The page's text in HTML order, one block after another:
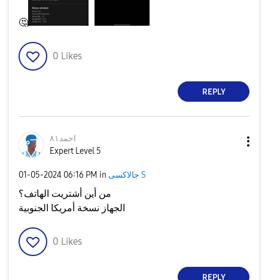
🤔
0 Likes
REPLY
احمد٨١
Expert Level 5
‎01-05-2024 06:16 PM in جالاكسى S
من أين أشتريت الهاتف؟
الجهاز نسخة أمريكا الجنوبية
0 Likes
REPLY